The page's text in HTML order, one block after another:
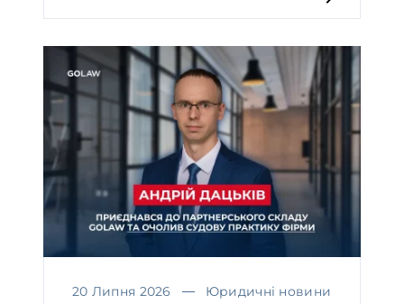
20 Липня 2026 Юридичні новини